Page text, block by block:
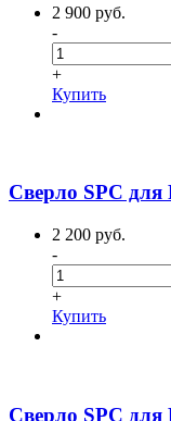
2 900 руб.
-
+
Купить
Сверло SPC
2 200 руб.
-
+
Купить
Сверло SPC